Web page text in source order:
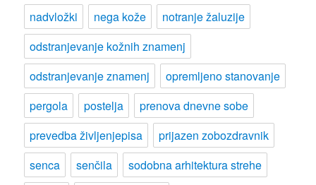
nadvložki
nega kože
notranje žaluzije
odstranjevanje kožnih znamenj
odstranjevanje znamenj
opremljeno stanovanje
pergola
postelja
prenova dnevne sobe
prevedba življenjepisa
prijazen zobozdravnik
senca
senčila
sodobna arhitektura strehe